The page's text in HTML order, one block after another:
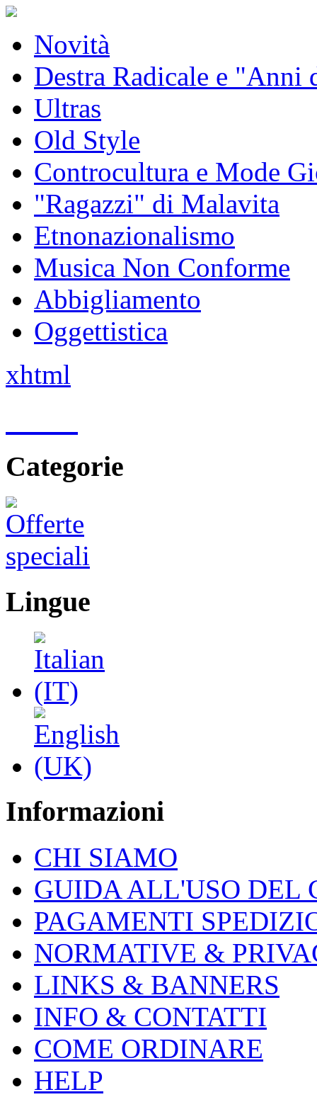
Novità
Destra Radicale e "Anni
Ultras
Old Style
Controcultura e Mode
"Ragazzi" di Malavita
Etnonazionalismo
Musica Non Conforme
Abbigliamento
Oggettistica
xhtml
Categorie
Lingue
Informazioni
CHI SIAMO
GUIDA ALL'USO DEL
PAGAMENTI
NORMATIVE &
LINKS & BANNERS
INFO & CONTATTI
COME ORDINARE
HELP